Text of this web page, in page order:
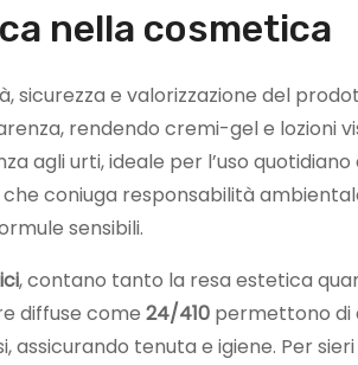
nella cosmetica
sicurezza e valorizzazione del
rendendo cremi-gel e lozioni
agli urti, ideale per l’uso
che coniuga responsabilità
sensibili.
, contano tanto la resa estetica
diffuse come 24/410 permettono di
tenuta e igiene. Per